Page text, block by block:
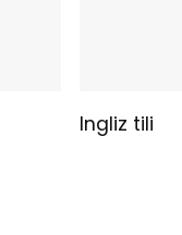
Ingliz tili